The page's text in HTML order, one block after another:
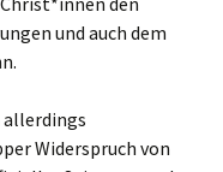
und auch dem
allerdings
Widerspruch von